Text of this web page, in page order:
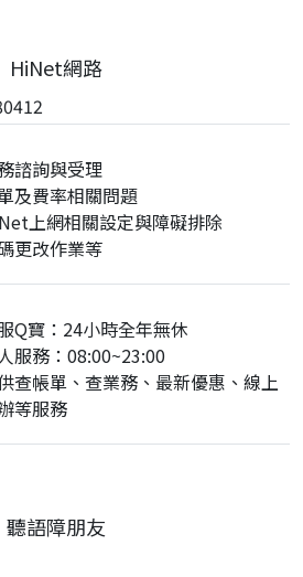
HiNet網路
諮詢與受理
及費率相關問題
上網相關設定與障礙排除
更改作業等
Q寶：24小時全年無休
服務：08:00~23:00
查帳單、查業務、最新優惠、線上
等服務
聽語障朋友